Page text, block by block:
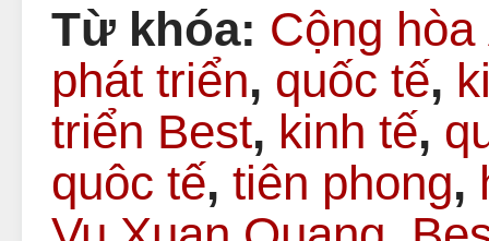
Từ khóa: Cộng hòa
phát triển, quốc tế,
triển Best, kinh tế,
quôc tế, tiên phong,